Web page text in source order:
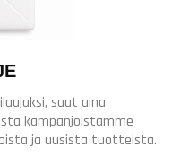
saat aina
kampanjoistamme
ja uusista tuotteista.